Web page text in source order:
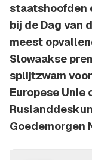
staatshoofden
bij de Dag van
meest
Slowaakse
splijtzwam
Europese Unie
Goedemorgen